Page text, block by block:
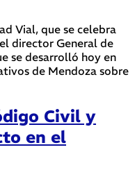
Vial, que se celebra
director General de
se desarrolló hoy en
de Mendoza sobre
Civil y
en el